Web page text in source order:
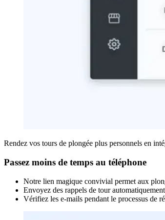
Rendez vos tours de plongée plus personnels en
Passez moins de temps au téléphone
Notre lien magique convivial permet aux
Envoyez des rappels de tour
Vérifiez les e-mails pendant le processus de